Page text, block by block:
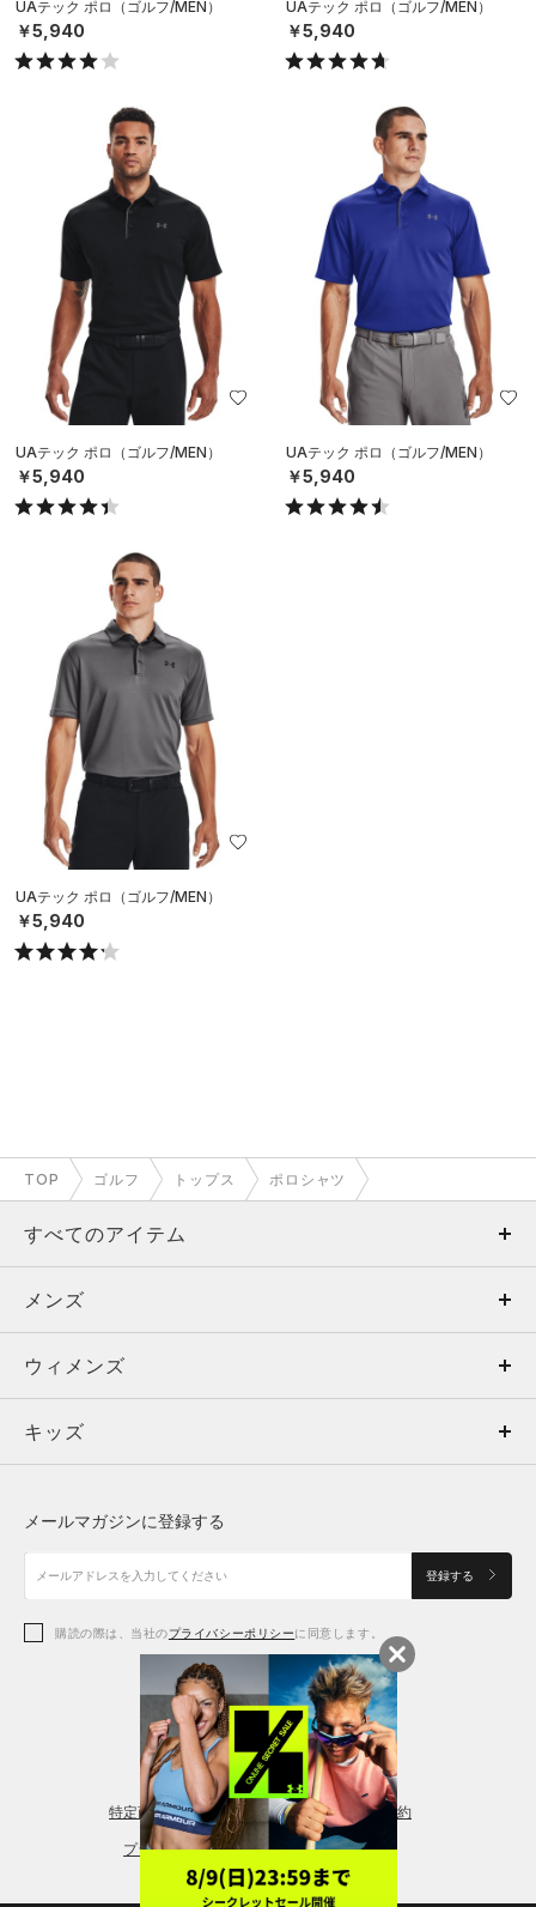
UAテック ポロ（ゴルフ/MEN）
￥5,940
UAテック ポロ（ゴルフ/MEN）
￥5,940
UAテック ポロ（ゴルフ/MEN）
￥5,940
UAテック ポロ（ゴルフ/MEN）
￥5,940
UAテック ポロ（ゴルフ/MEN）
￥5,940
TOP ゴルフ トップス ポロシャツ
すべてのアイテム
メンズ
ウィメンズ
キッズ
アクセサリー
メンズ
トップス
ボトムス
アクセサリー
ウィメンズ
トップス
シューズ
アクセサリー
レギンス＆タイツ
キッズ
シューズ
メールマガジンに登録する
登録する
購読の際は、当社のプライバシーポリシーに同意します。
特定商取引法に基づく通販の表記 会員規約
プライバシーポリシー